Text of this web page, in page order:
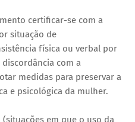
certificar-se com a
situação de
física ou verbal por
com a
medidas para preservar a
e psicológica da mulher.
em que o uso da